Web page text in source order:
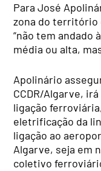
Para José
zona do território
“não tem andado
média ou alta,
Apolinário
CCDR/Algarve,
ligação
eletrificação da
ligação ao
Algarve, seja em
coletivo